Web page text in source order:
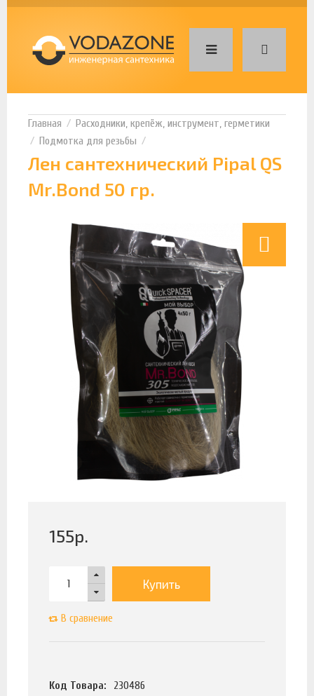
Расходники, крепёж, инструмент, герметики
Подмотка для резьбы
Лен сантехнический Pipal QS
Mr.Bond 50 гр.
155р.
Купить
В сравнение
Код Товара:
230486